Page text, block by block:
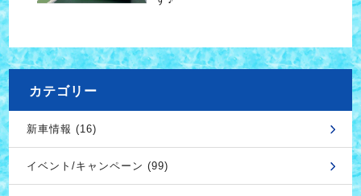
カテゴリー
新車情報 (16)
イベント/キャンペーン (99)